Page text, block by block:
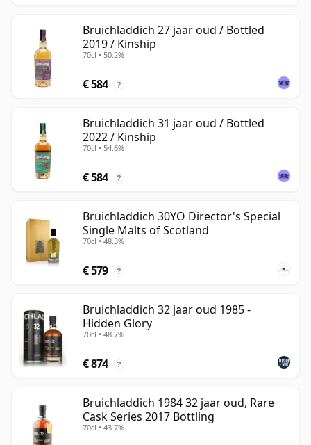
Bruichladdich 27 jaar oud / Bottled
2019 / Kinship
70cl • 50.2%
€ 584 ?
Bruichladdich 31 jaar oud / Bottled
2022 / Kinship
70cl • 54.6%
€ 584 ?
Bruichladdich 30YO Director's Special
Single Malts of Scotland
70cl • 48.3%
€ 579 ?
Bruichladdich 32 jaar oud 1985 -
Hidden Glory
70cl • 48.7%
€ 874 ?
Bruichladdich 1984 32 jaar oud, Rare
Cask Series 2017 Bottling
70cl • 43.7%